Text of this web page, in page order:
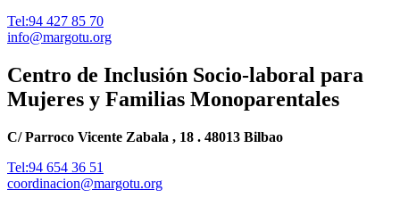
Tel:94 427 85 70
info@margotu.org
Centro de Inclusión Socio-laboral para
Mujeres y Familias Monoparentales
C/ Parroco Vicente Zabala , 18 . 48013 Bilbao
Tel:94 654 36 51
coordinacion@margotu.org